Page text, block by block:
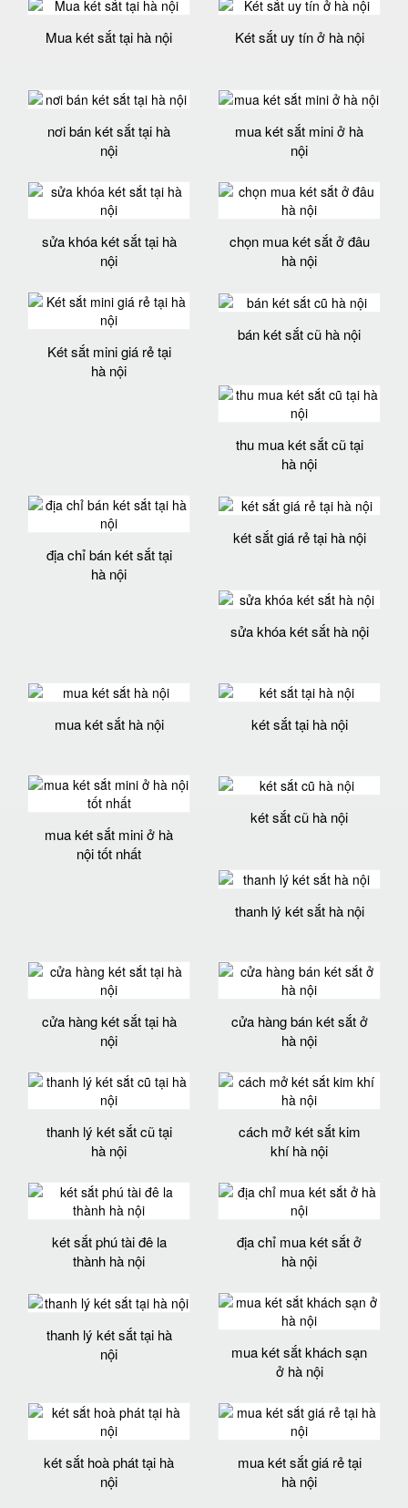
Mua két sắt tại hà nội Két sắt uy tín ở hà nội
nơi bán két sắt tại hà
nội
mua két sắt mini ở hà
nội
sửa khóa két sắt tại hà
nội
chọn mua két sắt ở đâu
hà nội
Két sắt mini giá rẻ tại
hà nội
bán két sắt cũ hà nội
thu mua két sắt cũ tại
hà nội
địa chỉ bán két sắt tại
hà nội
két sắt giá rẻ tại hà nội
sửa khóa két sắt hà nội
mua két sắt hà nội két sắt tại hà nội
mua két sắt mini ở hà
nội tốt nhất
két sắt cũ hà nội
thanh lý két sắt hà nội
cửa hàng két sắt tại hà
nội
cửa hàng bán két sắt ở
hà nội
thanh lý két sắt cũ tại
hà nội
cách mở két sắt kim
khí hà nội
két sắt phú tài đê la
thành hà nội
địa chỉ mua két sắt ở
hà nội
thanh lý két sắt tại hà
nội
mua két sắt khách sạn
ở hà nội
két sắt hoà phát tại hà
nội
mua két sắt giá rẻ tại
hà nội